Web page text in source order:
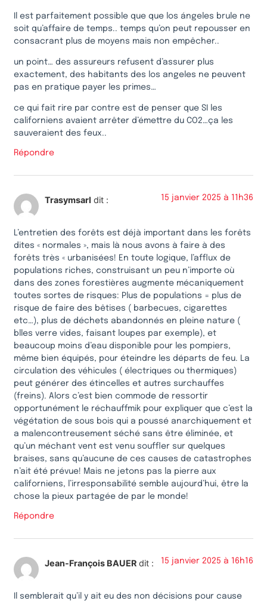
Il est parfaitement possible que que los ángeles brule ne
soit qu’affaire de temps.. temps qu’on peut repousser en
consacrant plus de moyens mais non empêcher..
un point… des assureurs refusent d’assurer plus
exactement, des habitants des los angeles ne peuvent
pas en pratique payer les primes…
ce qui fait rire par contre est de penser que SI les
californiens avaient arrêter d’émettre du CO2…ça les
sauveraient des feux..
Répondre
Trasymsarl dit : 15 janvier 2025 à 11h36
L’entretien des forêts est déjà important dans les forêts
dites « normales », mais là nous avons à faire à des
forêts très « urbanisées! En toute logique, l’afflux de
populations riches, construisant un peu n’importe où
dans des zones forestières augmente mécaniquement
toutes sortes de risques: Plus de populations = plus de
risque de faire des bêtises ( barbecues, cigarettes
etc…), plus de déchets abandonnés en pleine nature (
blles verre vides, faisant loupes par exemple), et
beaucoup moins d’eau disponible pour les pompiers,
même bien équipés, pour éteindre les départs de feu. La
circulation des véhicules ( électriques ou thermiques)
peut générer des étincelles et autres surchauffes
(freins). Alors c’est bien commode de ressortir
opportunément le réchauffmik pour expliquer que c’est la
végétation de sous bois qui a poussé anarchiquement et
a malencontreusement séché sans être éliminée, et
qu’un méchant vent est venu souffler sur quelques
braises, sans qu’aucune de ces causes de catastrophes
n’ait été prévue! Mais ne jetons pas la pierre aux
californiens, l’irresponsabilité semble aujourd’hui, être la
chose la pieux partagée de par le monde!
Répondre
Jean-François BAUER dit : 15 janvier 2025 à 16h16
Il semblerait qu’il y ait eu des non décisions pour cause